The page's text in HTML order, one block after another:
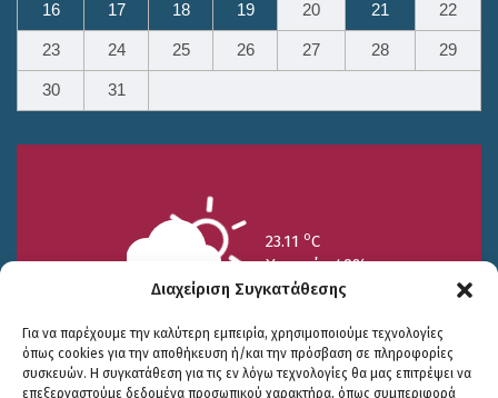
Διαχείριση Συγκατάθεσης
Για να παρέχουμε την καλύτερη εμπειρία, χρησιμοποιούμε τεχνολογίες
όπως cookies για την αποθήκευση ή/και την πρόσβαση σε πληροφορίες
συσκευών. Η συγκατάθεση για τις εν λόγω τεχνολογίες θα μας επιτρέψει να
επεξεργαστούμε δεδομένα προσωπικού χαρακτήρα, όπως συμπεριφορά
16 17 18 19 20 21 22
23 24 25 26 27 28 29
30 31
23.11 oC
Υγρασία 49%